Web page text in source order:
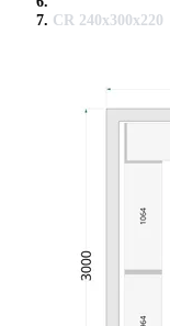
CR 240x300x220